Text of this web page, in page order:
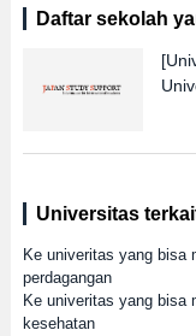
Daftar sekolah
Universitas
Ke univeritas yang bisa
perdagangan
Ke univeritas yang bisa
kesehatan